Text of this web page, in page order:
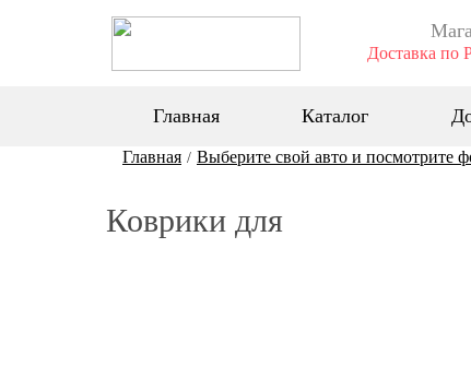
Доставка по
Главная Каталог
Главная / Выберите свой авто и посмотрите
Коврики для